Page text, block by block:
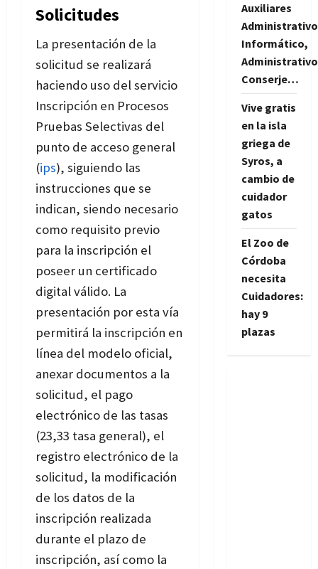
Solicitudes
La presentación de la
solicitud se realizará
haciendo uso del servicio
Inscripción en Procesos
Pruebas Selectivas del
punto de acceso general
(ips), siguiendo las
instrucciones que se
indican, siendo necesario
como requisito previo
para la inscripción el
poseer un certificado
digital válido. La
presentación por esta vía
permitirá la inscripción en
línea del modelo oficial,
anexar documentos a la
solicitud, el pago
electrónico de las tasas
(23,33 tasa general), el
registro electrónico de la
solicitud, la modificación
de los datos de la
inscripción realizada
durante el plazo de
inscripción, así como la
Auxiliares
Informático,
Conserje…
Vive gratis
en la isla
griega de
Syros, a
cambio de
cuidador
gatos
El Zoo de
Córdoba
necesita
Cuidadores:
hay 9
plazas